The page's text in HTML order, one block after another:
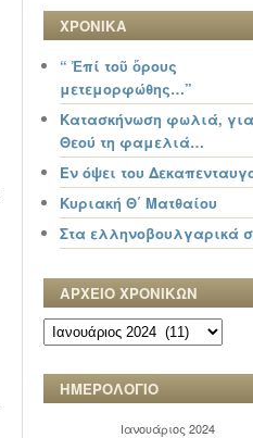
ΧΡΟΝΙΚΑ
“ Ἐπί τοῦ ὄρους
μετεμορφώθης…”
Κατασκήνωση φωλιά, για
Θεού τη φαμελιά…
Εν όψει του
Κυριακή Θ΄ Ματθαίου
Στα ελληνοβουλγαρικά
ΑΡΧΕΙΟ ΧΡΟΝΙΚΩΝ
ΑΡΧΕΙΟ
ΧΡΟΝΙΚΩΝ
ΗΜΕΡΟΛΟΓΙΟ
Ιανουάριος 2024